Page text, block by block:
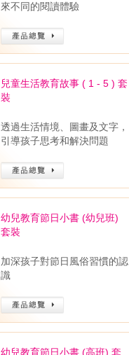
來不同的閱讀體驗
兒童生活教育故事 ( 1 - 5 ) 套
裝
透過生活情境、圖畫及文字，
引導孩子思考和解決問題
幼兒教育節日小書 (幼兒班)
套裝
加深孩子對節日風俗習慣的認
識
幼兒教育節日小書 (高班) 套